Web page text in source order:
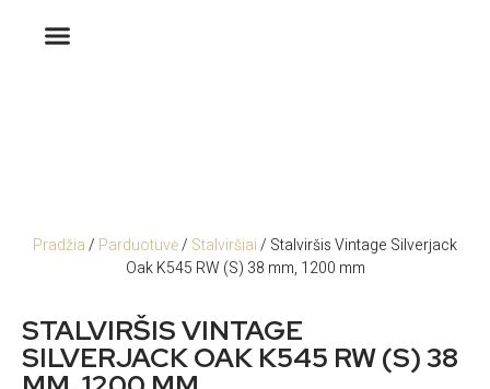
Pradžia/ Parduotuvė/ Stalviršiai/ Stalviršis Vintage Silverjack
Oak K545 RW (S) 38 mm, 1200 mm
STALVIRŠIS VINTAGE
SILVERJACK OAK K545 RW (S) 38